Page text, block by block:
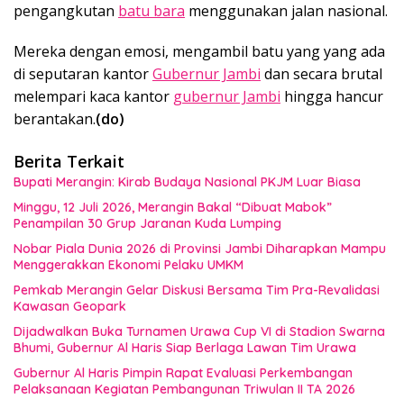
pengangkutan batu bara menggunakan jalan nasional.
Mereka dengan emosi, mengambil batu yang yang ada
di seputaran kantorGubernur Jambi dan secara brutal
melempari kaca kantor gubernur Jambi hingga hancur
berantakan.(do)
Berita Terkait
Bupati Merangin: Kirab Budaya Nasional PKJM Luar Biasa
Minggu, 12 Juli 2026, Merangin Bakal “Dibuat Mabok”
Penampilan 30 Grup Jaranan Kuda Lumping
Nobar Piala Dunia 2026 di Provinsi Jambi Diharapkan Mampu
Menggerakkan Ekonomi Pelaku UMKM
Pemkab Merangin Gelar Diskusi Bersama Tim Pra-Revalidasi
Kawasan Geopark
Dijadwalkan Buka Turnamen Urawa Cup VI di Stadion Swarna
Bhumi, Gubernur Al Haris Siap Berlaga Lawan Tim Urawa
Gubernur Al Haris Pimpin Rapat Evaluasi Perkembangan
Pelaksanaan Kegiatan Pembangunan Triwulan II TA 2026